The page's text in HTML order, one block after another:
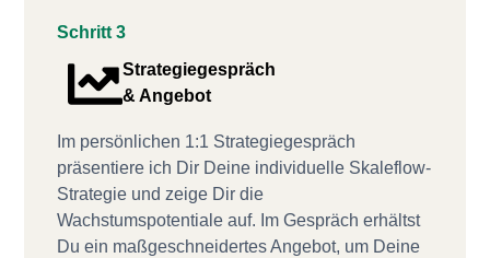
Schritt 3
Strategiegespräch
& Angebot
Im persönlichen 1:1 Strategiegespräch
präsentiere ich Dir Deine individuelle Skaleflow-
Strategie und zeige Dir die
Wachstumspotentiale auf. Im Gespräch erhältst
Du ein maßgeschneidertes Angebot, um Deine